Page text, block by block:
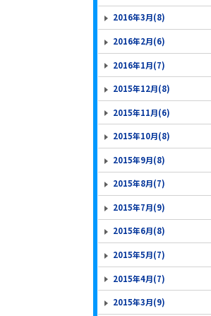
2016年3月(8)
2016年2月(6)
2016年1月(7)
2015年12月(8)
2015年11月(6)
2015年10月(8)
2015年9月(8)
2015年8月(7)
2015年7月(9)
2015年6月(8)
2015年5月(7)
2015年4月(7)
2015年3月(9)